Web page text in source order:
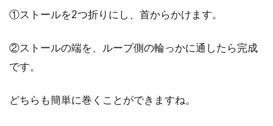
①ストールを2つ折りにし、首からかけます。
②ストールの端を、ループ側の輪っかに通したら完成
です。
どちらも簡単に巻くことができますね。